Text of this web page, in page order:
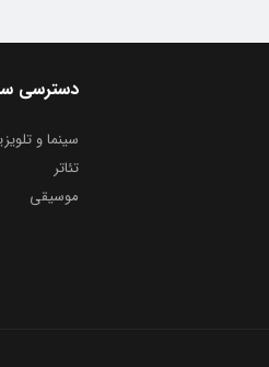
دسترسی
سینما و
تئاتر
موسیقی